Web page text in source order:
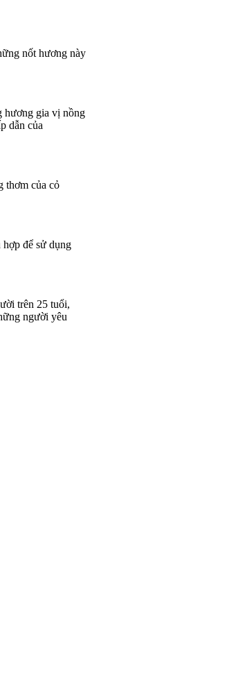
nốt hương này
hương gia vị nồng
dẫn của
thơm của cỏ
để sử dụng
trên 25 tuổi,
người yêu